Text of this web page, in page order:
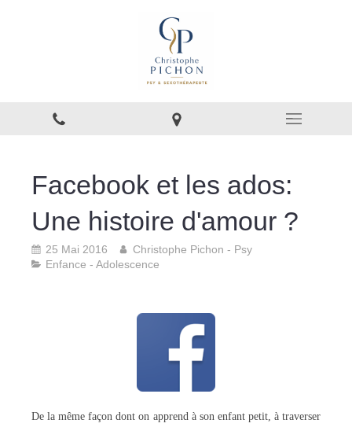
Facebook et les ados:
Une histoire d'amour ?
25 Mai 2016
Christophe Pichon - Psy
Enfance - Adolescence
De la même façon dont on apprend à son enfant petit, à traverser